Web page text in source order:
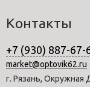
Контакты
+7 (930) 887-67-
market@optovik62.ru
г. Рязань, Окружная